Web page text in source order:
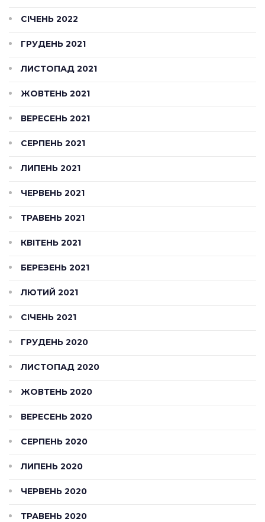
СІЧЕНЬ 2022
ГРУДЕНЬ 2021
ЛИСТОПАД 2021
ЖОВТЕНЬ 2021
ВЕРЕСЕНЬ 2021
СЕРПЕНЬ 2021
ЛИПЕНЬ 2021
ЧЕРВЕНЬ 2021
ТРАВЕНЬ 2021
КВІТЕНЬ 2021
БЕРЕЗЕНЬ 2021
ЛЮТИЙ 2021
СІЧЕНЬ 2021
ГРУДЕНЬ 2020
ЛИСТОПАД 2020
ЖОВТЕНЬ 2020
ВЕРЕСЕНЬ 2020
СЕРПЕНЬ 2020
ЛИПЕНЬ 2020
ЧЕРВЕНЬ 2020
ТРАВЕНЬ 2020